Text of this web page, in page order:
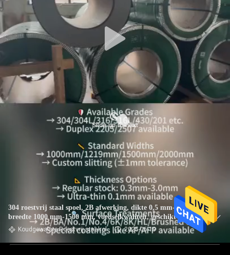
304 roestvrij staal spoel, 2B afwerking, dikte 0,5 mm-6 mm,
breedte 1000 mm-1500 mm, voedselkwaliteit, geschikt voor
voedselverwerking en verpakking
Koudgewalste Roestvrij staalrol 2025-06-19